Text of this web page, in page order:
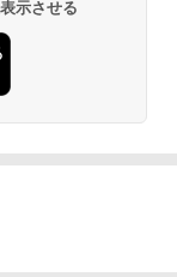
示させる